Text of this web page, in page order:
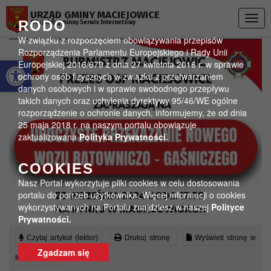
Otwórz pasek narzędzi
RODO
W związku z rozpoczęciem obowiązywania przepisów
Rozporządzenia Parlamentu Europejskiego i Rady Unii
Europejskiej 2016/679 z dnia 27 kwietnia 2016 r. w sprawie
ochrony osób fizycznych w związku z przetwarzaniem
danych osobowych i w sprawie swobodnego przepływu
takich danych oraz uchylenia dyrektywy 95/46/WE ogólne
rozporządzenie o ochronie danych, informujemy, że od dnia
25 maja 2018 r. na naszym portalu obowiązuje
zaktualizowanaPolityka Prywatności.
COOKIES
Nasz Portal wykorzytuje pliki cookies w celu dostosowania
portalu do potrzeb użytkownika. Więcej informacji o cookies
wykorzystywanych na Portalu znajdziesz w naszej Polityce
Prywatności.
Zgadzam się
URZĄD GMINY MACIEJOWICE
Oficjalny gminny Serwis Internetowy
Czytaj artykuł (lektor) Drukuj stronę Wyświetl stronę w
formacie PDF